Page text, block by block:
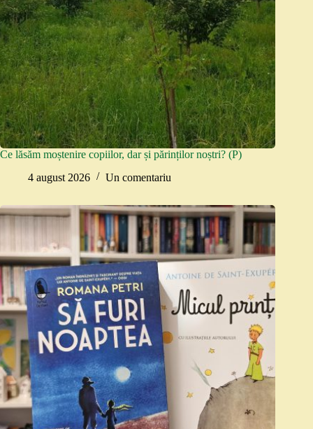
Ce lăsăm moștenire copiilor, dar și părinților noștri? (P)
4 august 2026
Un comentariu